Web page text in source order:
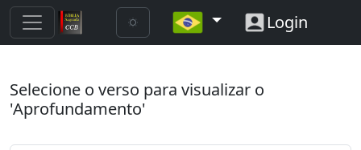
Login
Selecione o verso para visualizar o
'Aprofundamento'